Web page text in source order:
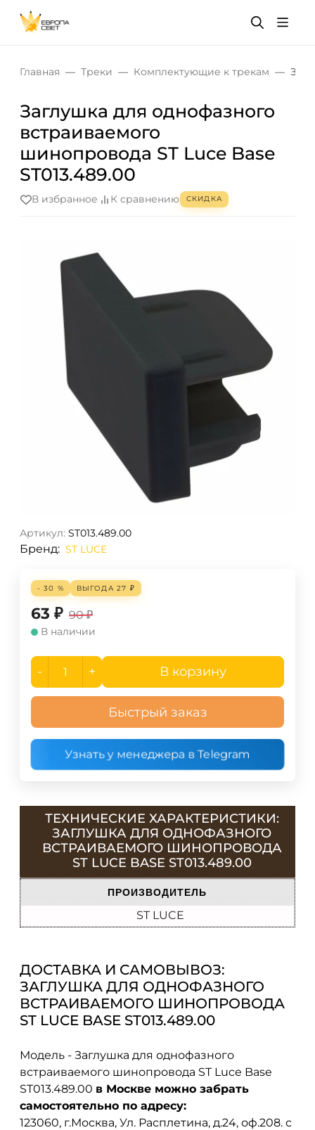
Главная Треки Комплектующие к трекам
Заглушка для однофазного
встраиваемого
шинопровода ST Luce Base
ST013.489.00
В избранное К сравнению СКИДКА
Артикул: ST013.489.00
Бренд: ST LUCE
- 30 % ВЫГОДА 27 ₽
63 ₽ 90 ₽
В наличии
- + В корзину
Быстрый заказ
Узнать у менеджера в Telegram
ТЕХНИЧЕСКИЕ ХАРАКТЕРИСТИКИ:
ЗАГЛУШКА ДЛЯ ОДНОФАЗНОГО
ВСТРАИВАЕМОГО ШИНОПРОВОДА
ST LUCE BASE ST013.489.00
ПРОИЗВОДИТЕЛЬ
ST LUCE
ДОСТАВКА И САМОВЫВОЗ:
ЗАГЛУШКА ДЛЯ ОДНОФАЗНОГО
ВСТРАИВАЕМОГО ШИНОПРОВОДА
ST LUCE BASE ST013.489.00
Модель - Заглушка для однофазного
встраиваемого шинопровода ST Luce Base
ST013.489.00 в Москве можно забрать
самостоятельно по адресу:
123060, г.Москва, Ул. Расплетина, д.24, оф.208. с